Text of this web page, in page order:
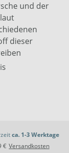
und der
dieser
ca. 1-3 Werktage
€ Versandkosten